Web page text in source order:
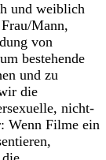
und weiblich
Mann,
von
bestehende
und zu
die
nicht-
Wenn Filme ein